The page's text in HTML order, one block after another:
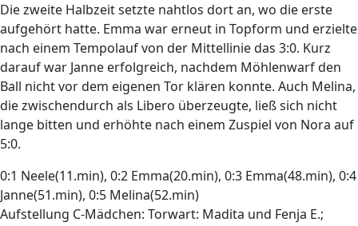
Die zweite Halbzeit setzte nahtlos dort an, wo die erste
aufgehört hatte. Emma war erneut in Topform und erzielte
nach einem Tempolauf von der Mittellinie das 3:0. Kurz
darauf war Janne erfolgreich, nachdem Möhlenwarf den
Ball nicht vor dem eigenen Tor klären konnte. Auch Melina,
die zwischendurch als Libero überzeugte, ließ sich nicht
lange bitten und erhöhte nach einem Zuspiel von Nora auf
5:0.
0:1 Neele(11.min), 0:2 Emma(20.min), 0:3 Emma(48.min), 0:4
Janne(51.min), 0:5 Melina(52.min)
Aufstellung C-Mädchen: Torwart: Madita und Fenja E.;